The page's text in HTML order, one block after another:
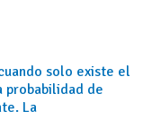
solo existe el
probabilidad de
La